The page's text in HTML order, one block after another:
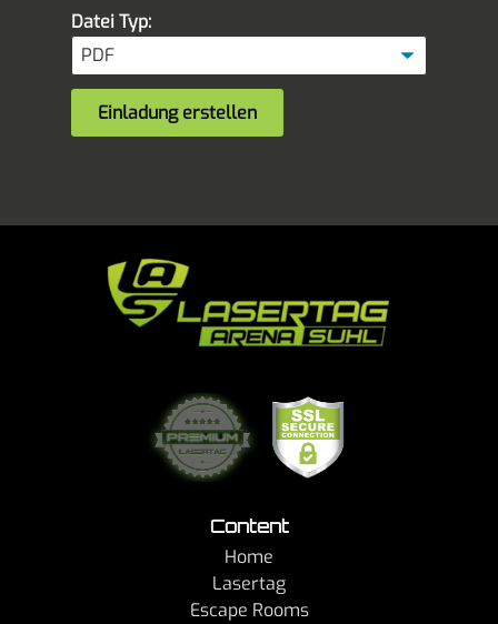
Datei Typ:
Content
Home
Lasertag
Escape Rooms